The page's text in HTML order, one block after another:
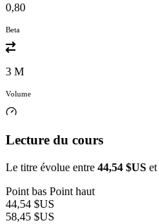
0,80
Beta
3 M
Volume
Lecture du cours
Le titre évolue entre 44,54 $US et
Point bas Point haut
44,54 $US
58,45 $US